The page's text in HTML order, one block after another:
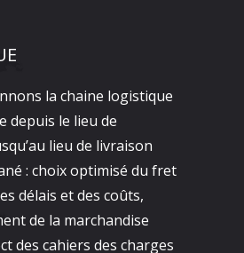
la chaine logistique
depuis le lieu de
lieu de livraison
: choix optimisé du fret
délais et des coûts,
de la marchandise
des cahiers des charges